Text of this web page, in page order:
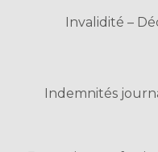
Invalidité –
Indemnités